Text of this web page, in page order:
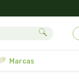
marcas